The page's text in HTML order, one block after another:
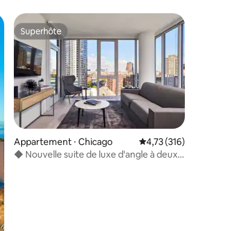
4,67 sur 5
Superhôte
Superhôte
Appartement ⋅ Chicago Évaluation moyenne
4,73 (316)
◆ Nouvelle suite de luxe d'angle à deux